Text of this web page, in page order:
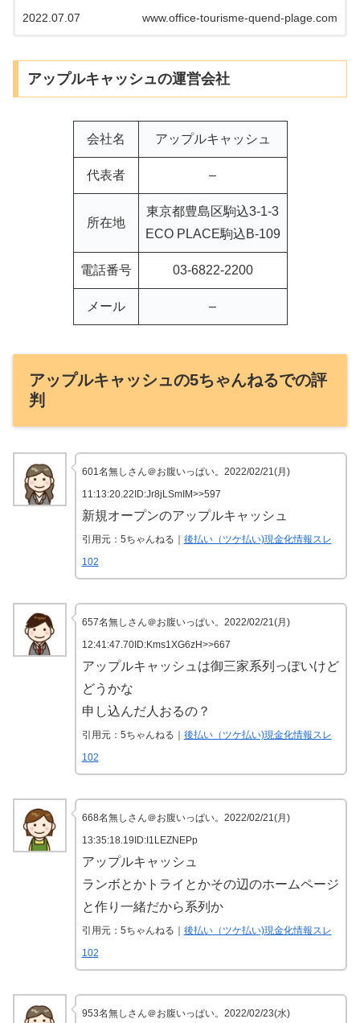
込や審査が完結できる」業者...
www.office-tourisme-quend-plage.com
2022.07.07
アップルキャッシュの運営会社
会社名 アップルキャッシュ
代表者 –
所在地
東京都豊島区駒込3-1-3
ECO PLACE駒込B-109
電話番号 03-6822-2200
メール –
アップルキャッシュの5ちゃんねるでの評
判
601名無しさん＠お腹いっぱい。2022/02/21(月)
11:13:20.22ID:Jr8jLSmIM>>597
新規オープンのアップルキャッシュ
引用元：5ちゃんねる｜ 後払い（ツケ払い)現金化情報スレ
102
657名無しさん＠お腹いっぱい。2022/02/21(月)
12:41:47.70ID:Kms1XG6zH>>667
アップルキャッシュは御三家系列っぽいけど
どうかな
申し込んだ人おるの？
引用元：5ちゃんねる｜ 後払い（ツケ払い)現金化情報スレ
102
668名無しさん＠お腹いっぱい。2022/02/21(月)
13:35:18.19ID:I1LEZNEPp
アップルキャッシュ
ランボとかトライとかその辺のホームページ
と作り一緒だから系列か
引用元：5ちゃんねる｜ 後払い（ツケ払い)現金化情報スレ
102
953名無しさん＠お腹いっぱい。2022/02/23(水)